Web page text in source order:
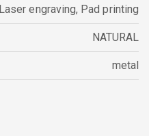
Laser engraving, Pad printing
NATURAL
metal